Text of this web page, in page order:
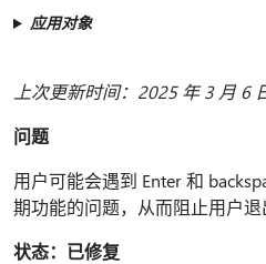
应用对象
上次更新时间：2025 年 3 月 6
问题
用户可能会遇到 Enter 和
期功能的问题，从而阻止用户退
状态：已修复